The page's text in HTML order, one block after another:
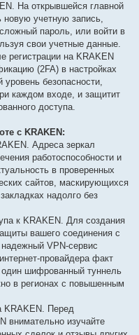
На открывшейся главной
новую учетную запись,
пароль, или войти в
свои учетные данные.
регистрации на KRAKEN
(2FA) в настройках
безопасности,
каждом входе, и защитит
доступа.
с KRAKEN:
Адреса зеркал
работоспособности и
в проверенных
сайтов, маскирующихся
надолго без
к KRAKEN. Для создания
вашего соединения с
VPN-сервис
провайдера факт
один шифрованный туннель
в регионах с повышенным
KRAKEN. Перед
внимательно изучайте